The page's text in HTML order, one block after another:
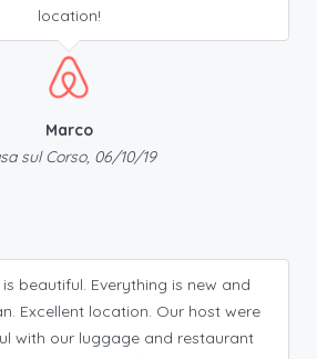
location!
Marco
sul Corso, 06/10/19
beautiful. Everything is new and
Excellent location. Our host were
with our luggage and restaurant